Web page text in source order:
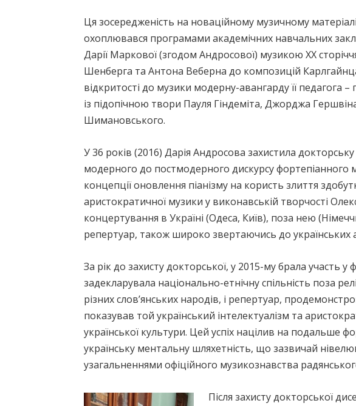
Ця зосередженість на новаційному музичному
охоплювався програмами академічних навчальних
Дарії Маркової (згодом Андросової) музикою ХХ
Шенберга та Антона Веберна до композицій
відкритості до музики модерну-авангарду її
із підопічною твори Пауля Гіндеміта, Джорджа
Шимановського.
У 36 років (2016) Дарія Андросова захистила
модерного до постмодерного дискурсу фортепіанного
концепції оновлення піанізму на користь злиття
аристократичної музики у виконавській творчості
концертування в Україні (Одеса, Київ), поза нею
репертуар, також широко звертаючись до українських
За рік до захисту докторської, у 2015-му брала участь у
задекларувала національно-етнічну спільність поза
різних слов’янських народів, і репертуар,
показував той український інтелектуалізм та
української культури. Цей успіх націлив на подальше
українську ментальну шляхетність, що зазвичай
узагальненнями офіційного музикознавства
Після захисту докторської